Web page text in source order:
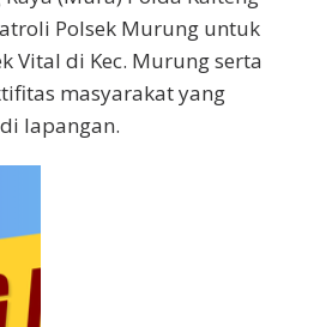
Polsek Murung untuk
Vital di Kec. Murung serta
masyarakat yang
lapangan.